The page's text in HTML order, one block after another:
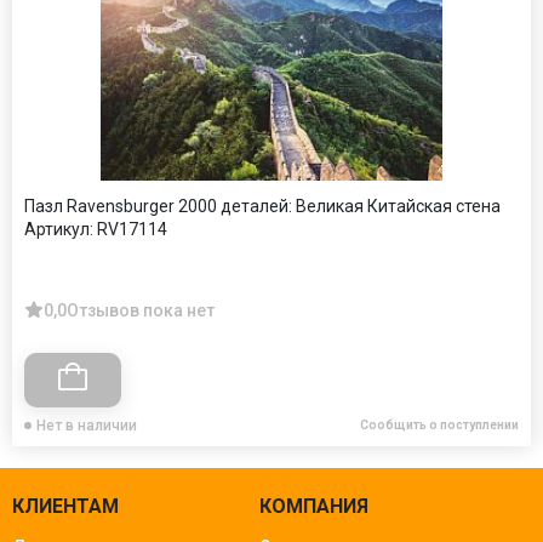
Пазл Ravensburger 2000 деталей: Великая Китайская стена
Артикул: RV17114
0,0Отзывов пока нет
Нет в наличии Сообщить о поступлении
КЛИЕНТАМ КОМПАНИЯ